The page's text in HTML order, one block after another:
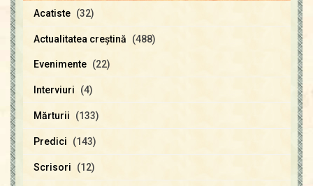
Acatiste (32)
Actualitatea creştină (488)
Evenimente (22)
Interviuri (4)
Mărturii (133)
Predici (143)
Scrisori (12)